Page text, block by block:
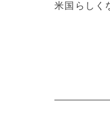
米国らしく